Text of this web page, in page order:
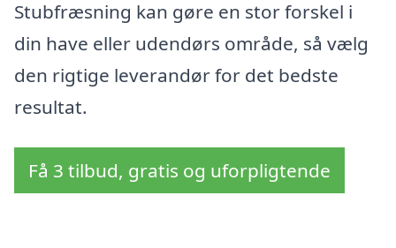
Stubfræsning kan gøre en stor forskel i
din have eller udendørs område, så vælg
den rigtige leverandør for det bedste
resultat.
Få 3 tilbud, gratis og uforpligtende